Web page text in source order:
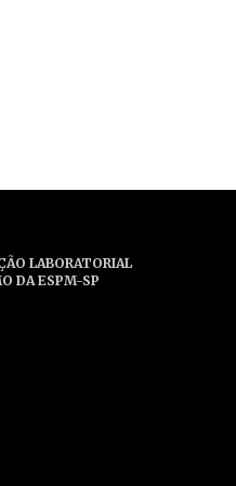
LABORATORIAL
DA ESPM-SP